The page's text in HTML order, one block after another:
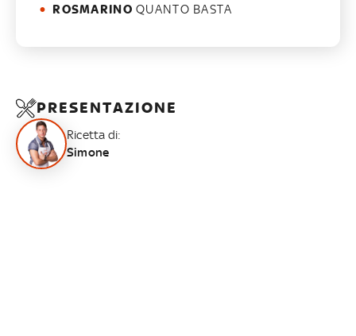
ROSMARINO QUANTO BASTA
PRESENTAZIONE
Ricetta di:
Simone